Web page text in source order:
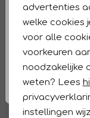
Butcher of
De collecties van
kledingstukken
en overshirts
pasvormen. De
Butcher of Blue
jouw outfit.
advertenties
welke cookies
voor alle
voorkeuren
noodzakelijke
weten? Lees
instellingen